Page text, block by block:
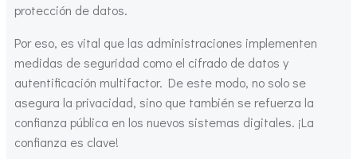
protección de datos.
Por eso, es vital que las administraciones implementen
medidas de seguridad como el cifrado de datos y
autentificación multifactor. De este modo, no solo se
asegura la privacidad, sino que también se refuerza la
confianza pública en los nuevos sistemas digitales. ¡La
confianza es clave!